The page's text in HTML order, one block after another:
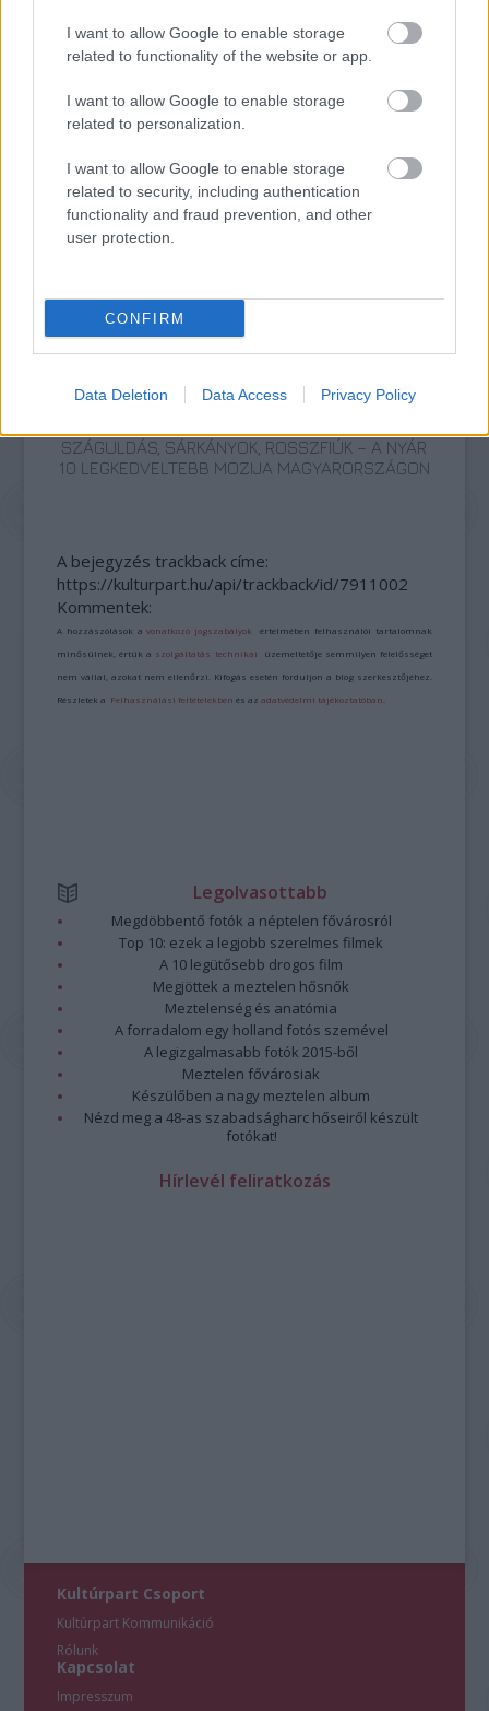
I want to allow Google to enable storage
related to functionality of the website or app.
I want to allow Google to enable storage
related to personalization.
I want to allow Google to enable storage
related to security, including authentication
functionality and fraud prevention, and other
user protection.
CONFIRM
Data Deletion Data Access Privacy Policy
VÁLHATTÁL VOLNA?
TERMÉSZETFELETTI ERŐK ÉS ELFELEDETT
TITKOK: ITT A SHELBY OAKS – A GONOSZ
SZÁGULDÁS, SÁRKÁNYOK, ROSSZFIÚK – A NYÁR
10 LEGKEDVELTEBB MOZIJA MAGYARORSZÁGON
A bejegyzés trackback címe:
https://kulturpart.hu/api/trackback/id/7911002
Kommentek:
A hozzászólások avonatkozó jogszabályok értelmében felhasználói tartalomnak
minősülnek, értük a szolgáltatás technikai üzemeltetője semmilyen felelősséget
nem vállal, azokat nem ellenőrzi. Kifogás esetén forduljon a blog szerkesztőjéhez.
Részletek a Felhasználási feltételekben és azadatvédelmi tájékoztatóban
Legolvasottabb
Megdöbbentő fotók a néptelen fővárosról
Top 10: ezek a legjobb szerelmes filmek
A 10 legütősebb drogos film
Megjöttek a meztelen hősnők
Meztelenség és anatómia
A forradalom egy holland fotós szemével
A legizgalmasabb fotók 2015-ből
Meztelen fővárosiak
Készülőben a nagy meztelen album
Nézd meg a 48-as szabadságharc hőseiről készült
fotókat!
Hírlevél feliratkozás
Kultúrpart Csoport
Kultúrpart Kommunikáció
Rólunk
Kapcsolat
Impresszum